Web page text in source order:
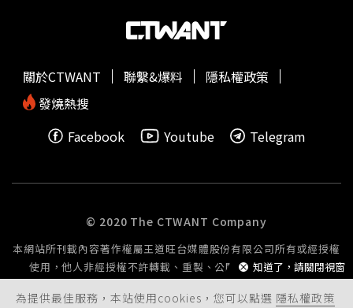
為提供最佳服務，本站使用cookies，您可以點選 隱私權政策
知道了，請關閉視窗
關於CTWANT 聯繫&爆料
隱私權政策
發燒熱搜
Facebook
Youtube Telegram
© 2020 The CTWANT Company
本網站所刊載內容著作權屬王道旺台媒體股份有限公司所有或經授權
使用，他人非經授權不許轉載、重製、公開播送或公開傳輸。